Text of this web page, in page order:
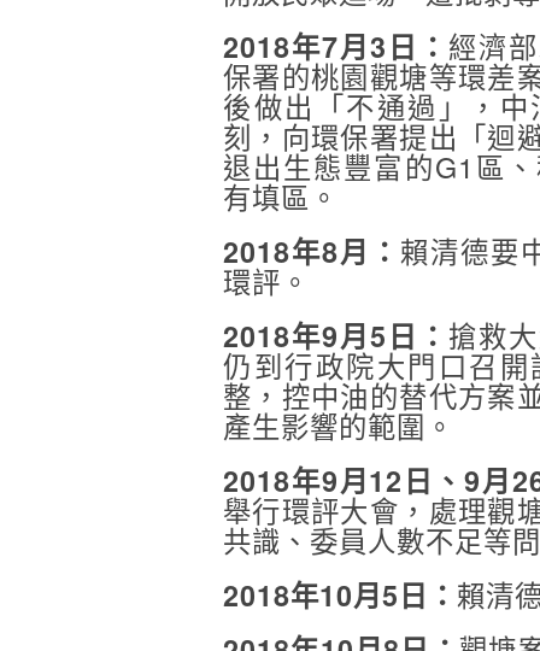
2018年7月3日： 經濟
保署的桃園觀塘等環差
後做出「不通過」，
刻，向環保署提出「迴
退出生態豐富的G1區
有填區。
2018年8月： 賴清德要
環評。
2018年9月5日： 搶救
仍到行政院大門口召
整，控中油的替代方案
產生影響的範圍。
2018年9月12日、9月
舉行環評大會，處理觀
共識、委員人數不足等
2018年10月5日： 賴清